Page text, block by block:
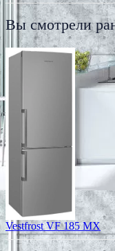
Вы смотрели
Vestfrost VF 185 MX